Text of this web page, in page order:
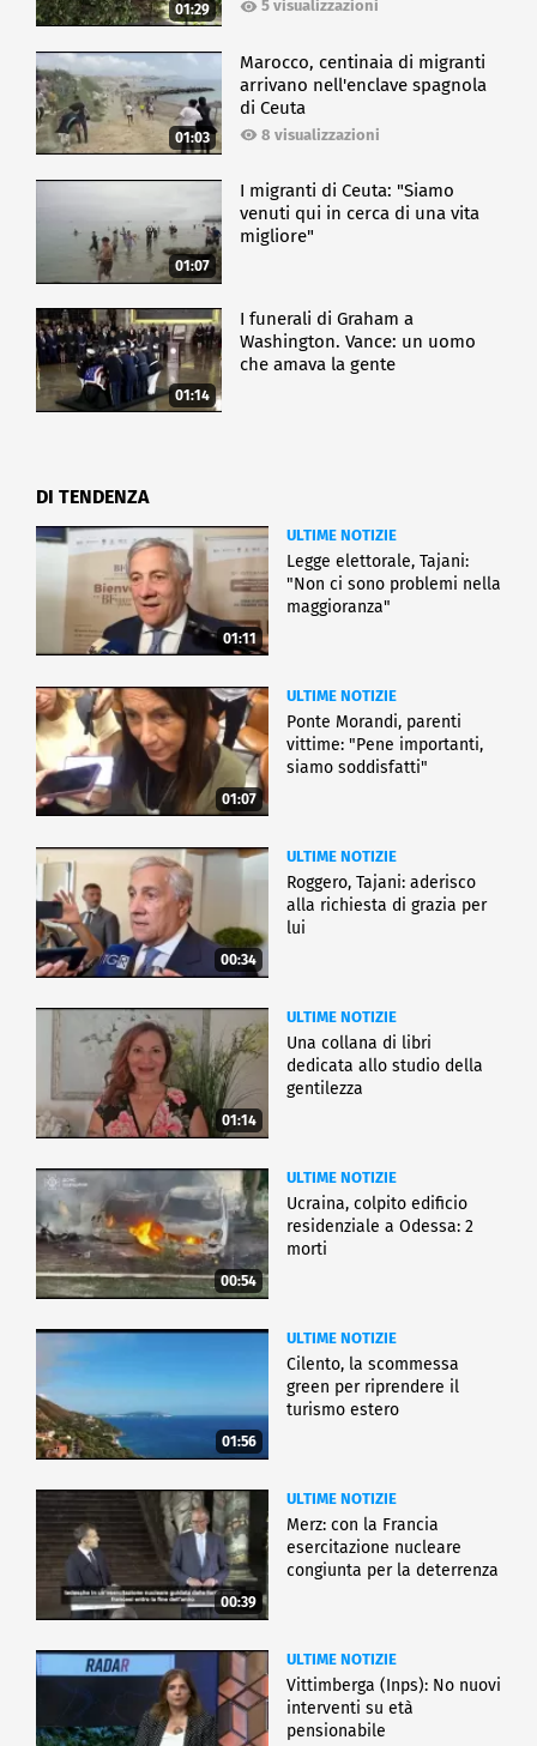
01:29 5 visualizzazioni
01:03
Marocco, centinaia di migranti
arrivano nell'enclave spagnola
di Ceuta
8 visualizzazioni
01:07
I migranti di Ceuta: "Siamo
venuti qui in cerca di una vita
migliore"
01:14
I funerali di Graham a
Washington. Vance: un uomo
che amava la gente
DI TENDENZA
01:11
ULTIME NOTIZIE
Legge elettorale, Tajani:
"Non ci sono problemi nella
maggioranza"
01:07
ULTIME NOTIZIE
Ponte Morandi, parenti
vittime: "Pene importanti,
siamo soddisfatti"
00:34
ULTIME NOTIZIE
Roggero, Tajani: aderisco
alla richiesta di grazia per
lui
01:14
ULTIME NOTIZIE
Una collana di libri
dedicata allo studio della
gentilezza
00:54
ULTIME NOTIZIE
Ucraina, colpito edificio
residenziale a Odessa: 2
morti
01:56
ULTIME NOTIZIE
Cilento, la scommessa
green per riprendere il
turismo estero
00:39
ULTIME NOTIZIE
Merz: con la Francia
esercitazione nucleare
congiunta per la deterrenza
ULTIME NOTIZIE
Vittimberga (Inps): No nuovi
interventi su età
pensionabile